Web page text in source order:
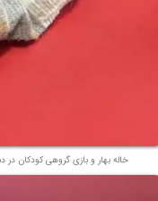
خاله بهار و بازی گروهی کودکان در